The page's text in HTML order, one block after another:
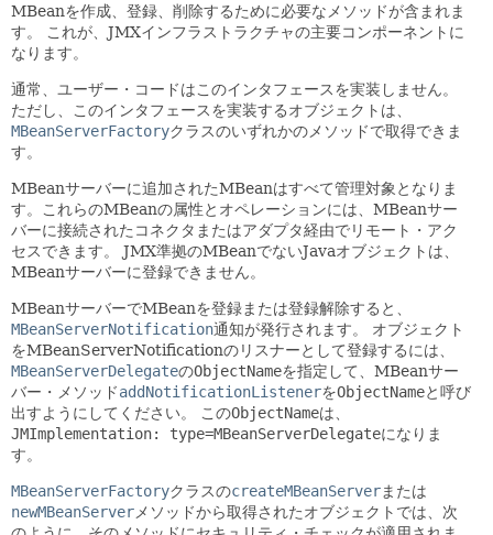
MBeanを作成、登録、削除するために必要なメソッドが含まれま
す。
これが、JMXインフラストラクチャの主要コンポーネントに
なります。
通常、ユーザー・コードはこのインタフェースを実装しません。
ただし、このインタフェースを実装するオブジェクトは、
MBeanServerFactoryクラスのいずれかのメソッドで取得できま
す。
MBeanサーバーに追加されたMBeanはすべて管理対象となりま
す。これらのMBeanの属性とオペレーションには、MBeanサー
バーに接続されたコネクタまたはアダプタ経由でリモート・アク
セスできます。
JMX準拠のMBeanでないJavaオブジェクトは、
MBeanサーバーに登録できません。
MBeanサーバーでMBeanを登録または登録解除すると、
MBeanServerNotification通知が発行されます。
オブジェクト
をMBeanServerNotificationのリスナーとして登録するには、
MBeanServerDelegateのObjectNameを指定して、MBeanサー
バー・メソッドaddNotificationListenerをObjectNameと呼び
出すようにしてください。
このObjectNameは、
JMImplementation: type=MBeanServerDelegateになりま
す。
MBeanServerFactoryクラスのcreateMBeanServerまたは
newMBeanServer メソッドから取得されたオブジェクトでは、次